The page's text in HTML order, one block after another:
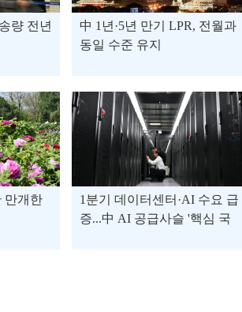
량 전년
中 1년·5년 만기 LPR, 전월과
동일 수준 유지
만개한
1분기 데이터센터·AI 수요 급
증...中 AI 공급사슬 '핵심 국